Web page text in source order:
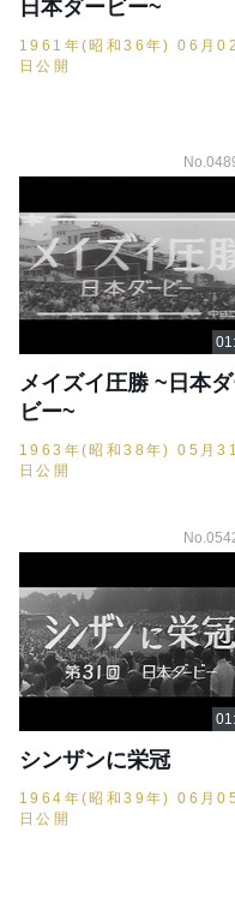
日本ダービー~
1961年(昭和36年) 06月02
日公開
メイズイ圧勝 ~日本
ビー~
1963年(昭和38年) 05月31
日公開
シンザンに栄冠
1964年(昭和39年) 06月05
日公開